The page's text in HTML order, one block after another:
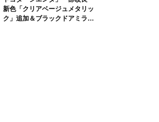
新色「クリアベージュメタリッ
ク」追加＆ブラックドアミラー